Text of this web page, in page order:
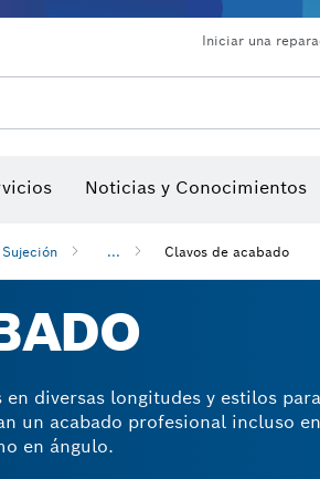
Iniciar una
Noticias y Conocimientos
Sujeción ... Clavos de acabado
diversas longitudes y estilos
un acabado profesional incluso
en ángulo.